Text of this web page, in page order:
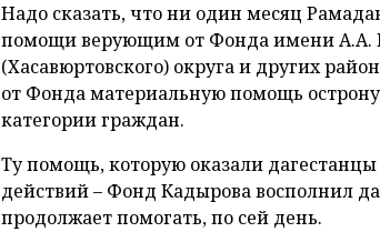
Надо сказать, что ни один месяц
помощи верующим от Фонда имени А.А.
(Хасавюртовского) округа и других
от Фонда материальную помощь
категории граждан.
Ту помощь, которую оказали
действий – Фонд Кадырова восполнил
продолжает помогать, по сей день.